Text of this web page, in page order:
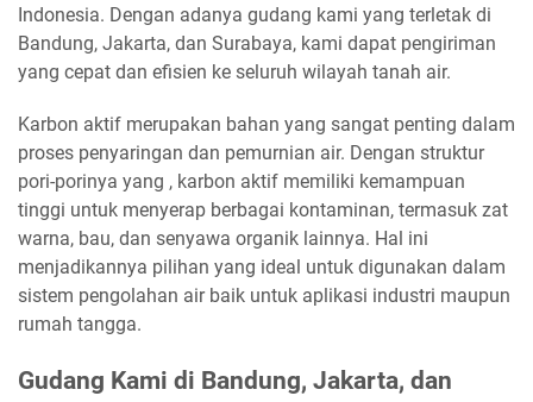
Indonesia. Dengan adanya gudang kami yang terletak di
Bandung, Jakarta, dan Surabaya, kami dapat pengiriman
yang cepat dan efisien ke seluruh wilayah tanah air.
Karbon aktif merupakan bahan yang sangat penting dalam
proses penyaringan dan pemurnian air. Dengan struktur
pori-porinya yang , karbon aktif memiliki kemampuan
tinggi untuk menyerap berbagai kontaminan, termasuk zat
warna, bau, dan senyawa organik lainnya. Hal ini
menjadikannya pilihan yang ideal untuk digunakan dalam
sistem pengolahan air baik untuk aplikasi industri maupun
rumah tangga.
Gudang Kami di Bandung, Jakarta, dan